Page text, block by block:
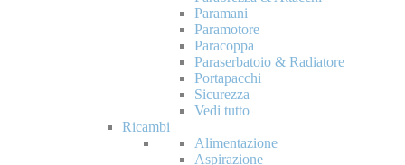
Paramani
Paramotore
Paracoppa
Paraserbatoio & Radiatore
Portapacchi
Sicurezza
Vedi tutto
Ricambi
Alimentazione
Aspirazione